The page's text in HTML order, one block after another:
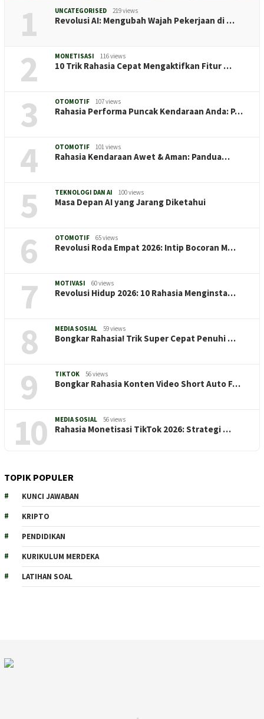
1 UNCATEGORISED 219 views
Revolusi AI: Mengubah Wajah Pekerjaan di …
2 MONETISASI 116 views
10 Trik Rahasia Cepat Mengaktifkan Fitur …
3 OTOMOTIF 107 views
Rahasia Performa Puncak Kendaraan Anda: P…
4 OTOMOTIF 101 views
Rahasia Kendaraan Awet & Aman: Pandua…
5 TEKNOLOGI DAN AI 100 views
Masa Depan AI yang Jarang Diketahui
6 OTOMOTIF 65 views
Revolusi Roda Empat 2026: Intip Bocoran M…
7 MOTIVASI 60 views
Revolusi Hidup 2026: 10 Rahasia Menginsta…
8 MEDIA SOSIAL 59 views
Bongkar Rahasia! Trik Super Cepat Penuhi …
9 TIKTOK 56 views
Bongkar Rahasia Konten Video Short Auto F…
10 MEDIA SOSIAL 56 views
Rahasia Monetisasi TikTok 2026: Strategi …
TOPIK POPULER
KUNCI JAWABAN
KRIPTO
PENDIDIKAN
KURIKULUM MERDEKA
LATIHAN SOAL